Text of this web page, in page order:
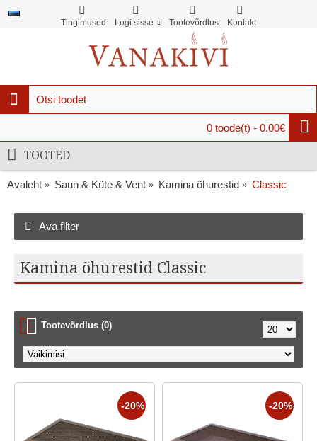
Tingimused Logi sisse Tootevõrdlus Kontakt
0 toode(t) - 0.00€
TOOTED
Avaleht Saun & Küte & Vent Kamina õhurestid Classic
Ava filter
Kamina õhurestid Classic
Tootevõrdlus (0)
-20% -20%